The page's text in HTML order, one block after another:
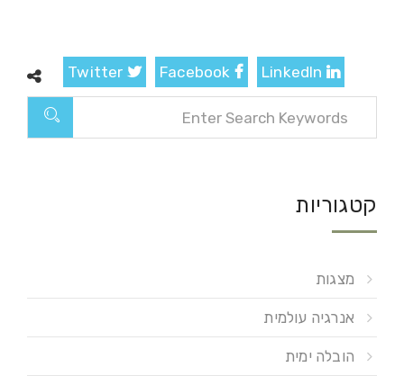
קטגוריות
מצגות
אנרגיה עולמית
הובלה ימית